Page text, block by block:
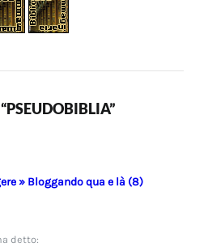
» Bloggando qua e là (8)
detto: